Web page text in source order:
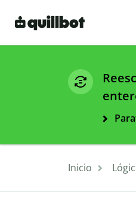
Inicio